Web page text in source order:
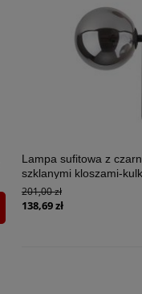
Lampa sufitowa z
szklanymi kloszami-
2xG9 - 6706
201,00 zł
138,69 zł